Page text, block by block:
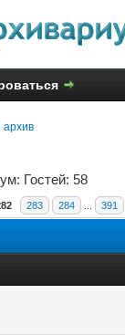
Гостей: 58
283 284 391